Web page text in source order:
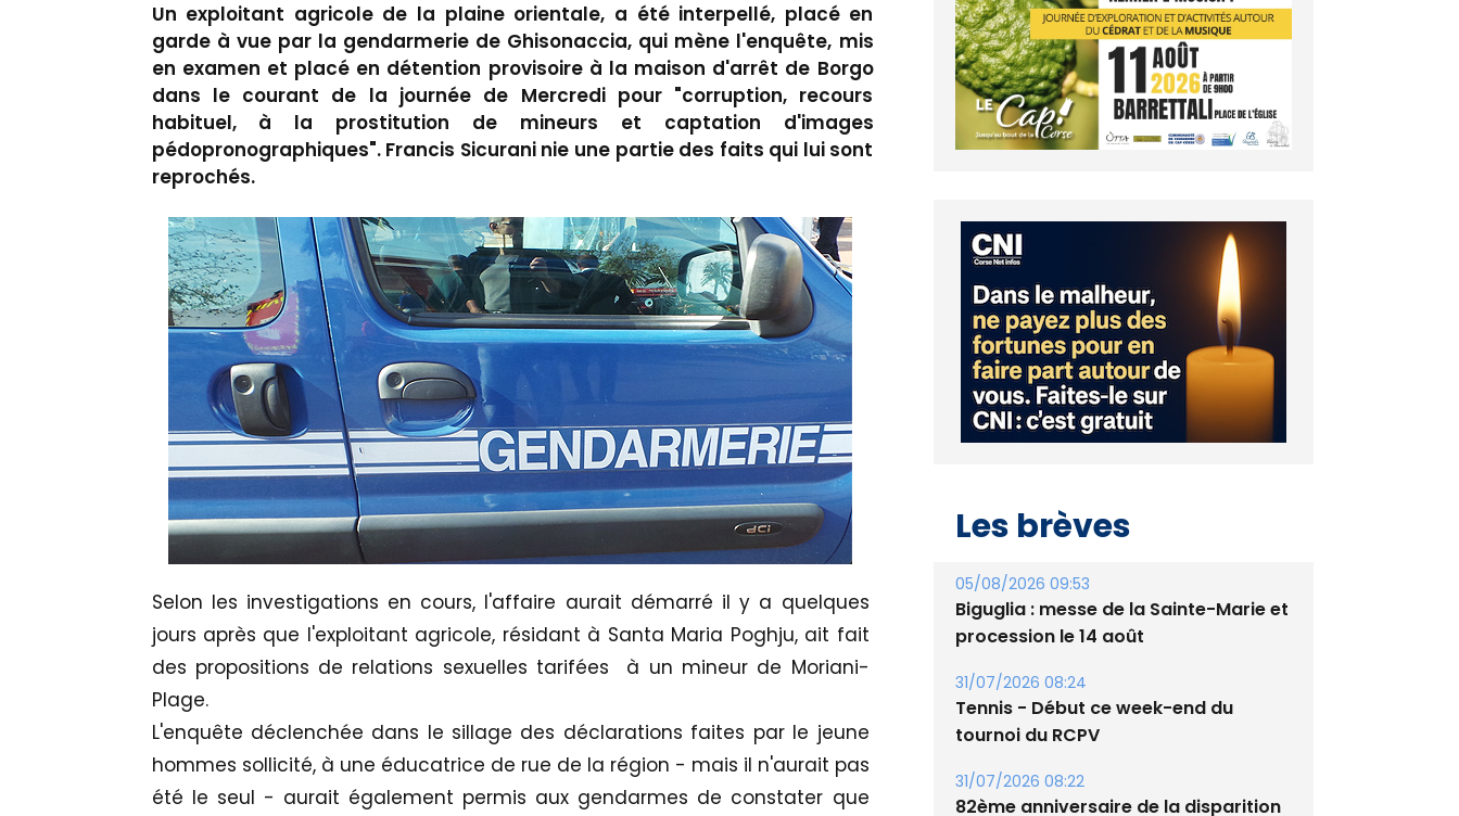
Un exploitant agricole de la plaine orientale, a été interpellé, placé en
garde à vue par la gendarmerie de Ghisonaccia, qui mène l'enquête, mis
en examen et placé en détention provisoire à la maison d'arrêt de Borgo
dans le courant de la journée de Mercredi pour "corruption, recours
habituel, à la prostitution de mineurs et captation d'images
pédopronographiques". Francis Sicurani nie une partie des faits qui lui sont
reprochés.
Selon les investigations en cours, l'affaire aurait démarré il y a quelques
jours après que l'exploitant agricole, résidant à Santa Maria Poghju, ait fait
des propositions de relations sexuelles tarifées à un mineur de Moriani-
Plage.
L'enquête déclenchée dans le sillage des déclarations faites par le jeune
hommes sollicité, à une éducatrice de rue de la région - mais il n'aurait pas
été le seul - aurait également permis aux gendarmes de constater que
Les brèves
05/08/2026 09:53
procession le 14 août
31/07/2026 08:24
tournoi du RCPV